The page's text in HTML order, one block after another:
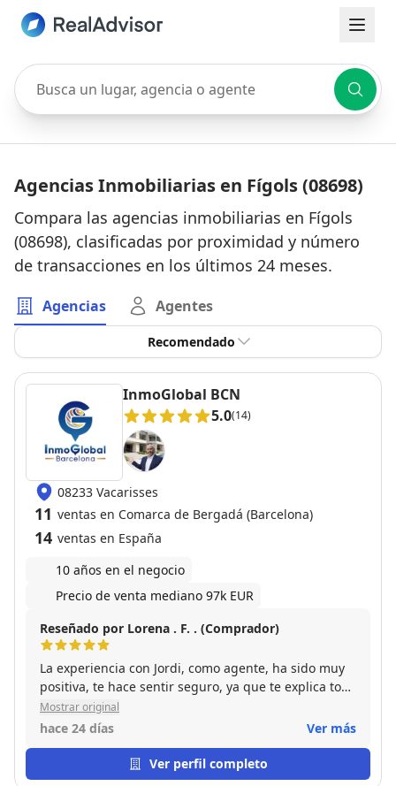
Busca un lugar, agencia o agente
Agencias Inmobiliarias en Fígols (08698)
Compara las agencias inmobiliarias en Fígols
(08698), clasificadas por proximidad y número
de transacciones en los últimos 24 meses.
Agencias Agentes
Recomendado
InmoGlobal BCN
5.0(14)
08233 Vacarisses
11 ventas en Comarca de Bergadá (Barcelona)
14 ventas en España
10 años en el negocio
Precio de venta mediano 97k EUR
Reseñado por Lorena . F. . (Comprador)
La experiencia con Jordi, como agente, ha sido muy
positiva, te hace sentir seguro, ya que te explica todo
de manera muy clara y sincera, además, siempre
dispuesto a ayudar. Ha sido un gran placer, da gusto
100% RECOMENDABLE!!
Mostrar original
hace 24 días Ver más
Ver perfil completo